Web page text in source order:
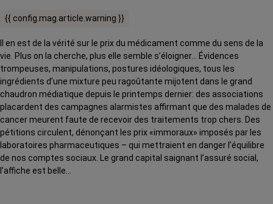
{{ config.mag.article.warning }}
Il en est de la vérité sur le prix du médicament comme du sens de la
vie. Plus on la cherche, plus elle semble s’éloigner… Évidences
trompeuses, manipulations, postures idéologiques, tous les
ingrédients d’une mixture peu ragoûtante mijotent dans le grand
chaudron médiatique depuis le printemps dernier: des associations
placardent des campagnes alarmistes affirmant que des malades de
cancer meurent faute de recevoir des traitements trop chers. Des
pétitions circulent, dénonçant les prix «immoraux» imposés par les
laboratoires pharmaceutiques – qui mettraient en danger l’équilibre
de nos comptes sociaux. Le grand capital saignant l’assuré social,
l’affiche est belle…